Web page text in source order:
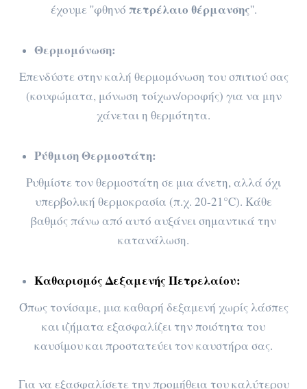
έχουμε ''φθηνό πετρέλαιο θέρμανσης''.
Θερμομόνωση:
Επενδύστε στην καλή θερμομόνωση του σπιτιού σας
(κουφώματα, μόνωση τοίχων/οροφής) για να μην
χάνεται η θερμότητα.
Ρύθμιση Θερμοστάτη:
Ρυθμίστε τον θερμοστάτη σε μια άνετη, αλλά όχι
υπερβολική θερμοκρασία (π.χ. 20-21°C). Κάθε
βαθμός πάνω από αυτό αυξάνει σημαντικά την
κατανάλωση.
Καθαρισμός Δεξαμενής Πετρελαίου:
Όπως τονίσαμε, μια καθαρή δεξαμενή χωρίς λάσπες
και ιζήματα εξασφαλίζει την ποιότητα του
καυσίμου και προστατεύει τον καυστήρα σας.
Για να εξασφαλίσετε την προμήθεια του καλύτερου